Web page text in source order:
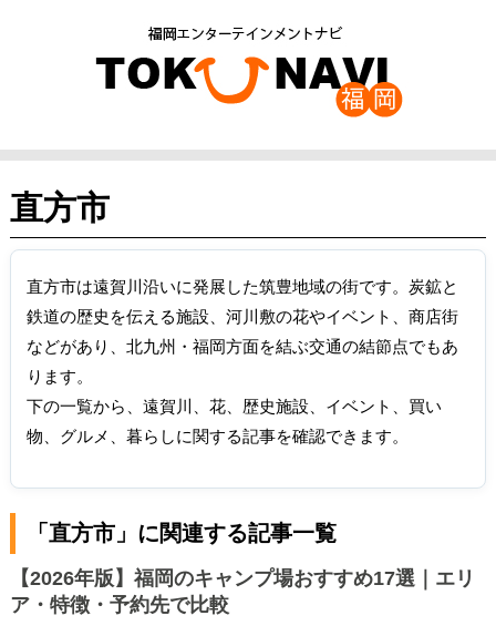
直方市
直方市は遠賀川沿いに発展した筑豊地域の街です。炭鉱と
鉄道の歴史を伝える施設、河川敷の花やイベント、商店街
などがあり、北九州・福岡方面を結ぶ交通の結節点でもあ
ります。
下の一覧から、遠賀川、花、歴史施設、イベント、買い
物、グルメ、暮らしに関する記事を確認できます。
「直方市」に関連する記事一覧
【2026年版】福岡のキャンプ場おすすめ17選｜エリ
ア・特徴・予約先で比較